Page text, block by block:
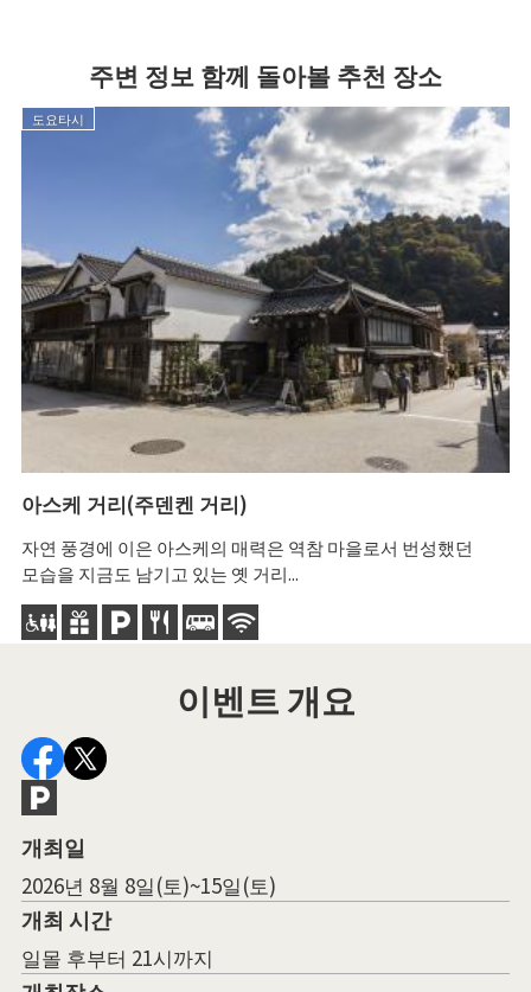
주변 정보 함께 돌아볼 추천 장소
도요타시
아스케 거리(주덴켄 거리)
자연 풍경에 이은 아스케의 매력은 역참 마을로서 번성했던
모습을 지금도 남기고 있는 옛 거리...
이벤트 개요
개최일
2026년 8월 8일(토)~15일(토)
개최 시간
일몰 후부터 21시까지